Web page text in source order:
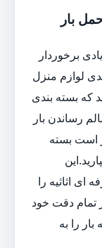
بار
برخوردار
لوازم منزل
که بسته بندی
رساندن بار
است بسته
ای اثاثیه را
تمام دقت خود
را به